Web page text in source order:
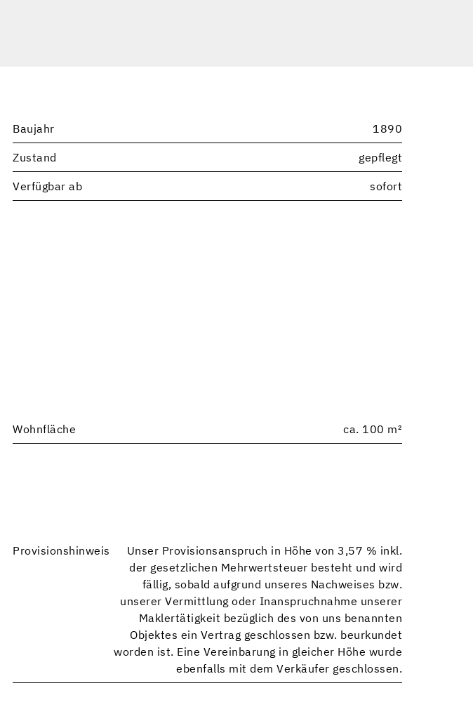
Baujahr 1890
Zustand gepflegt
Verfügbar ab sofort
Wohnfläche ca. 100 m²
Provisionshinweis
Unser Provisionsanspruch in Höhe von 3,57 % inkl.
der gesetzlichen Mehrwertsteuer besteht und wird
fällig, sobald aufgrund unseres Nachweises bzw.
unserer Vermittlung oder Inanspruchnahme unserer
Maklertätigkeit bezüglich des von uns benannten
Objektes ein Vertrag geschlossen bzw. beurkundet
worden ist. Eine Vereinbarung in gleicher Höhe wurde
ebenfalls mit dem Verkäufer geschlossen.